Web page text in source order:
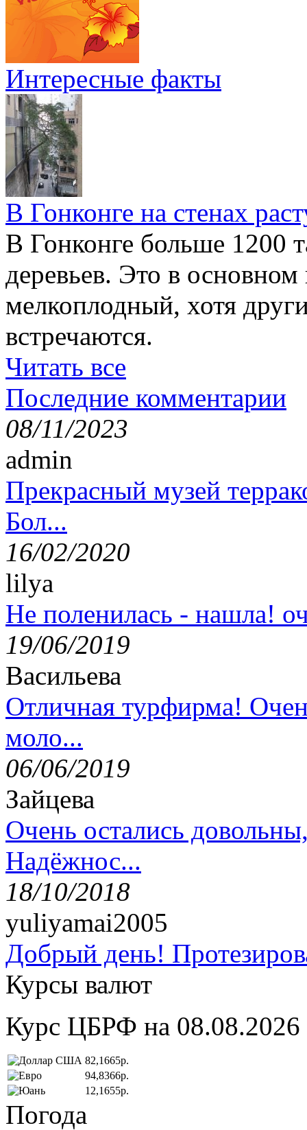
Интересные факты
В Гонконге на стенах
В Гонконге больше 1200
деревьев. Это в
мелкоплодный, хотя
встречаются.
Читать все
Последние комментарии
08/11/2023
admin
Прекрасный музей
Бол...
16/02/2020
lilya
Не поленилась - нашла!
19/06/2019
Васильева
Отличная турфирма!
моло...
06/06/2019
Зайцева
Очень остались
Надёжнос...
18/10/2018
yuliyamai2005
Добрый день!
Курсы валют
Курс ЦБРФ на 08.08.2026
82,1665р.
94,8366р.
12,1655р.
Погода